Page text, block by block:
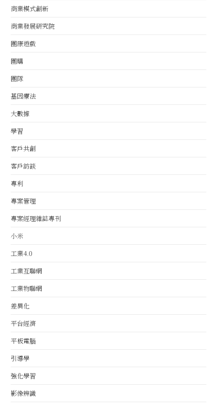
商業模式創新
商業發展研究院
團康遊戲
團購
團隊
基因療法
大數據
學習
客戶共創
客戶訪談
專利
專案管理
專案經理雜誌專刊
小米
工業4.0
工業互聯網
工業物聯網
差異化
平台經濟
平板電腦
引導學
強化學習
影像辨識